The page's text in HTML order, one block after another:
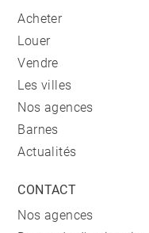
Acheter
Louer
Vendre
Les villes
Nos agences
Barnes
Actualités
CONTACT
Nos agences